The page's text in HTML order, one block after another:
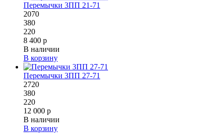
Перемычки 3ПП 21-71
2070
380
220
8 400 р
В наличии
В корзину
Перемычки 3ПП 27-71
2720
380
220
12 000 р
В наличии
В корзину